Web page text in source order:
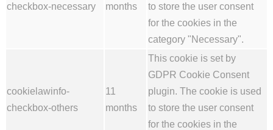
checkbox-necessary
months
to store the user consent
for the cookies in the
category "Necessary".
cookielawinfo-
checkbox-others
11
months
This cookie is set by
GDPR Cookie Consent
plugin. The cookie is used
to store the user consent
for the cookies in the